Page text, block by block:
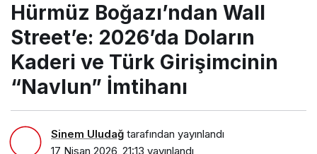
Girişimcinin “Navlun” İmtihanı
Hürmüz Boğazı’ndan Wall
Street’e: 2026’da Doların
Kaderi ve Türk Girişimcinin
“Navlun” İmtihanı
Sinem Uludağ tarafından yayınlandı
17 Nisan 2026, 21:13 yayınlandı